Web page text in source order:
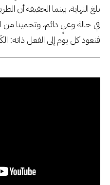
بلغ النهاية، بينما الحقيقة أن
في حالة وعيٍ دائم، وتحمينا من
فنعود كل يوم إلى الفعل ذاته: